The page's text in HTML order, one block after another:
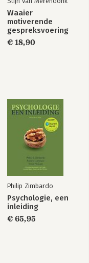
Waaier
motiverende
gespreksvoering
€ 18,90
Philip Zimbardo
Psychologie, een
inleiding
€ 65,95